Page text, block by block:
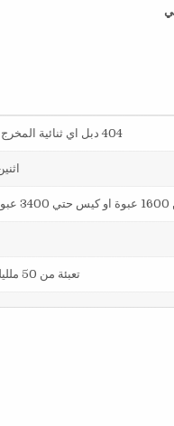
404 دبل اي ثنائية المخرج ماركة مهندس منسي
تعبئة من 50 ملليلتر حتي 1000 ملليلتر